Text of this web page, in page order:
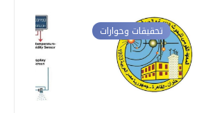
تحقيقات وحوارات